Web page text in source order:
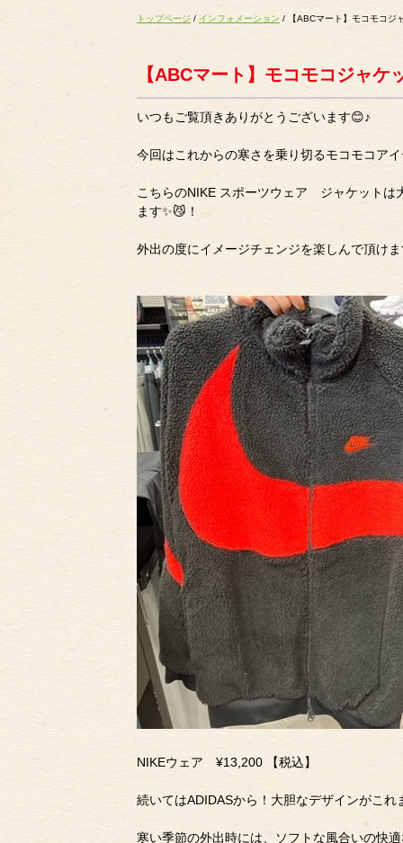
トップページ / インフォメーション / 【ABCマート】モコモコジ
【ABCマート】モコモコジャ
いつもご覧頂きありがとうございます😊♪
今回はこれからの寒さを乗り切るモコモコア
こちらのNIKE スポーツウェア ジャケットは
ます✨😼！
外出の度にイメージチェンジを楽しんで頂けま
NIKEウェア ¥13,200 【税込】
続いてはADIDASから！大胆なデザインがこ
寒い季節の外出時には、ソフトな風合いの快